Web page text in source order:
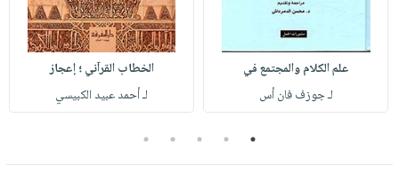
مناسبات
فيديوهات
يتكرر
خدمات
وفرات
التسوق
الإصدارات
علم الكلام والمجتمع في
لـ جوزف فان أس
الخطاب القرآني ؛ إعجاز
لـ أحمد عبيد الكبيسي
1
2
3
4
5